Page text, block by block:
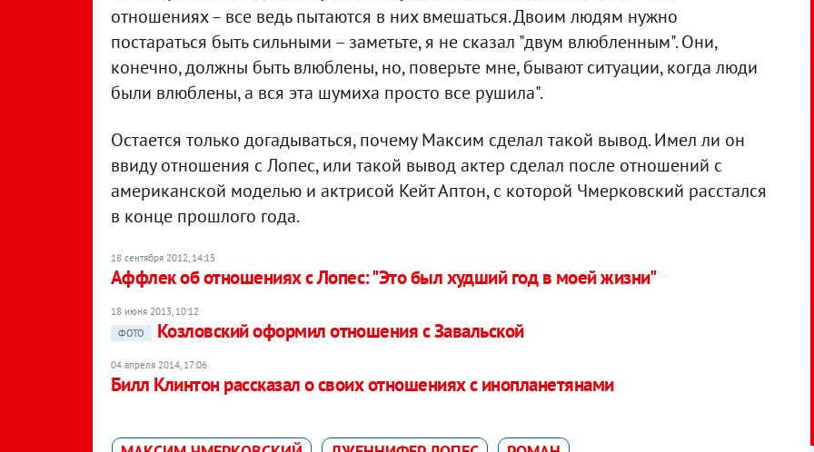
отношениях – все ведь пытаются в них вмешаться. Двоим людям нужно
постараться быть сильными – заметьте, я не сказал "двум влюбленным". Они,
конечно, должны быть влюблены, но, поверьте мне, бывают ситуации, когда люди
были влюблены, а вся эта шумиха просто все рушила".
Остается только догадываться, почему Максим сделал такой вывод. Имел ли он
ввиду отношения с Лопес, или такой вывод актер сделал после отношений с
американской моделью и актрисой Кейт Аптон, с которой Чмерковский расстался
в конце прошлого года.
18 сентября 2012, 14:15
Аффлек об отношениях с Лопес: "Это был худший год в моей жизни"
18 июня 2013, 10:12
ФОТО
Козловский оформил отношения с Завальской
04 апреля 2014, 17:06
Билл Клинтон рассказал о своих отношениях с инопланетянами